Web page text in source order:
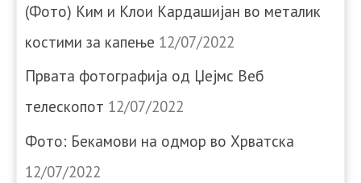
(Фото) Ким и Клои Кардашијан во металик
костими за капење 12/07/2022
Првата фотографија од Џејмс Веб
телескопот 12/07/2022
Фото: Бекамови на одмор во Хрватска
12/07/2022